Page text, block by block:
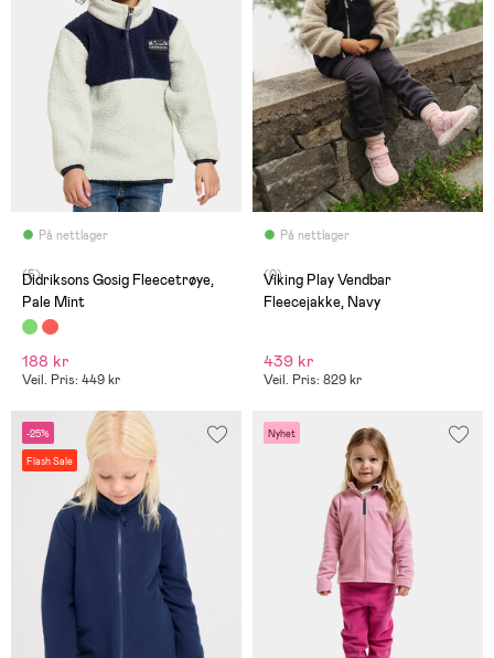
På nettlager
(5)
Didriksons Gosig Fleecetrøye,
Pale Mint
188 kr
Veil. Pris: 449 kr
På nettlager
(0)
Viking Play Vendbar
Fleecejakke, Navy
439 kr
Veil. Pris: 829 kr
-25%
Flash Sale
Nyhet